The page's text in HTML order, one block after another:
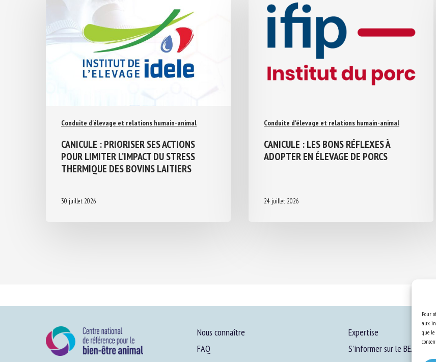
Pour
aux
que le
Conduite d'élevage et relations humain-animal
CANICULE : PRIORISER SES ACTIONS
POUR LIMITER L’IMPACT DU STRESS
THERMIQUE DES BOVINS LAITIERS
30 juillet 2026
Conduite d'élevage et relations humain-animal
CANICULE : LES BONS RÉFLEXES À
ADOPTER EN ÉLEVAGE DE PORCS
24 juillet 2026
Nous connaître
FAQ
Expertise
S’informer sur le BEA